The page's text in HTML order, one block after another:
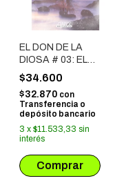
EL DON DE LA
DIOSA # 03: EL
CASTIGO
$34.600
$32.870 con
Transferencia o
depósito bancario
3 x $11.533,33 sin
interés